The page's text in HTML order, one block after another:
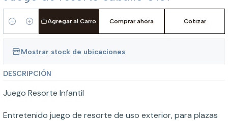
Cantidad
Agregar al Carro Comprar ahora Cotizar
Mostrar stock de ubicaciones
DESCRIPCIÓN
Juego Resorte Infantil
Entretenido juego de resorte de uso exterior, para plazas